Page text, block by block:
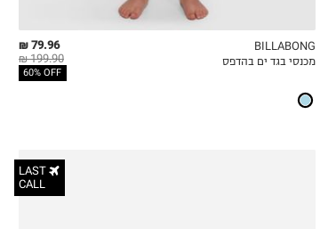
MY LIST
79.96 ₪
199.90 ₪
60% OFF
BILLABONG
מכנסי בגד ים בהדפס
LAST
CALL